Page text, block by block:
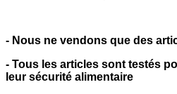
- Nous ne vendons que des
- Tous les articles sont testés
leur sécurité alimentaire